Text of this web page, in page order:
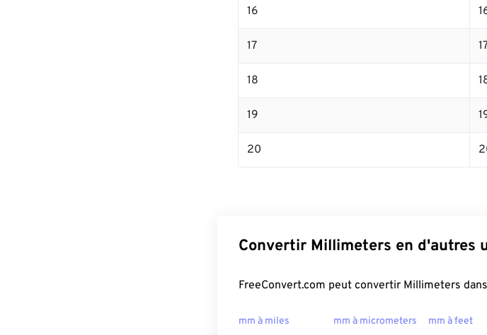
16
17
18
19
20
Convertir Millimeters en d'autres
FreeConvert.com peut convertir Millimeters
mm à miles mm à micrometers mm à feet